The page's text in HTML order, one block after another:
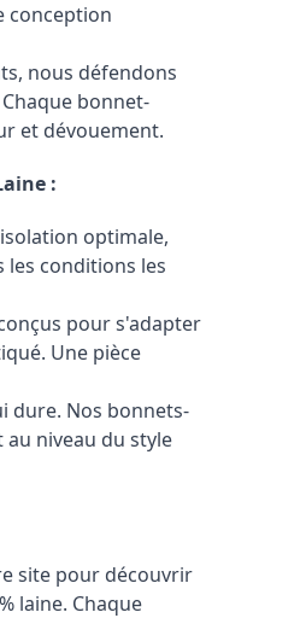
conception
nous défendons
bonnet-
et dévouement.
:
optimale,
conditions les
pour s'adapter
Une pièce
dure. Nos bonnets-
niveau du style
site pour découvrir
laine. Chaque